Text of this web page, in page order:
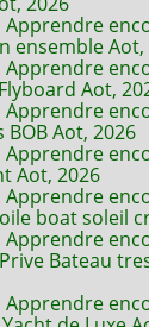
ensemble Aot,
Aot,
Aot, 2026
Aot, 2026
boat soleil
Bateau